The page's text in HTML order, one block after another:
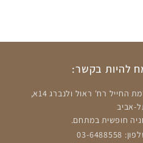
להיות בקשר:
רמת החייל רח' ראול ולנברג 14א,
אביב
חופשית במתחם.
03-6488558